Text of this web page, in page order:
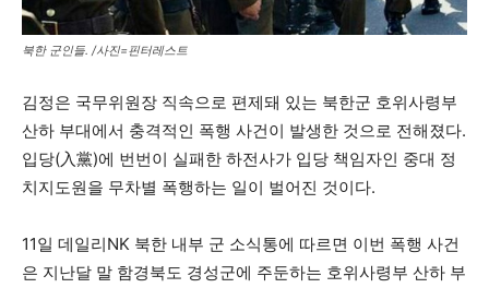
북한 군인들. /사진=핀터레스트
김정은 국무위원장 직속으로 편제돼 있는 북한군 호위사령부
산하 부대에서 충격적인 폭행 사건이 발생한 것으로 전해졌다.
입당(入黨)에 번번이 실패한 하전사가 입당 책임자인 중대 정
치지도원을 무차별 폭행하는 일이 벌어진 것이다.
11일 데일리NK 북한 내부 군 소식통에 따르면 이번 폭행 사건
은 지난달 말 함경북도 경성군에 주둔하는 호위사령부 산하 부